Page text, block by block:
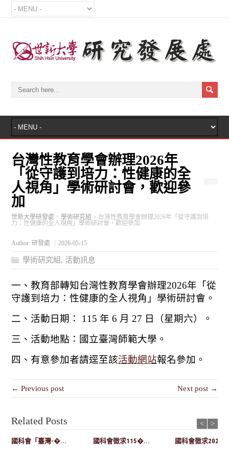
台灣性教育學會辦理2026年
「從守護到培力：性健康的全
人視角」學術研討會，歡迎參
加
世新大學研發處 >學術研究組 > 台灣性教育學會辦理2026年「從守護到培
力：性健康的全人視角」學術研討會，歡迎參加
Author:研發處 2026-05-15
學術研究組, 活動訊息
一、教育部轉知台灣性教育學會辦理2026年「從
守護到培力：性健康的全人視角」學術研討會。
二、活動日期： 115 年 6 月 27 日（星期六）。
三、活動地點：國立臺灣師範大學。
四、有意參加者請逕至該活動網站報名參加。
← Previous post Next post →
Related Posts
國科會「臺灣-�... 國科會徵求115�... 國科會徵求2027-
< >